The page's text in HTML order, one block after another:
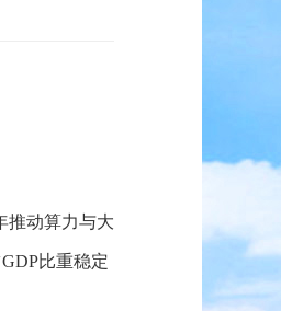
推动算力与大
比重稳定